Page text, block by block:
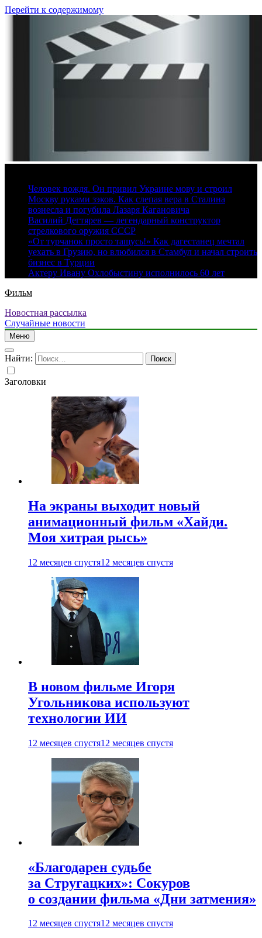
Перейти к содержимому
Человек вождя. Он привил Украине мову и строил
Москву руками зэков. Как слепая вера в Сталина
вознесла и погубила Лазаря Кагановича
Василий Дегтярев — легендарный конструктор
стрелкового оружия СССР
«От турчанок просто тащусь!» Как дагестанец мечтал
уехать в Грузию, но влюбился в Стамбул и начал строить
бизнес в Турции
Актеру Ивану Охлобыстину исполнилось 60 лет
Фильм
Новостная рассылка
Случайные новости
Меню
Найти:
Заголовки
На экраны выходит новый
анимационный фильм «Хайди.
Моя хитрая рысь»
12 месяцев спустя12 месяцев спустя
В новом фильме Игоря
Угольникова используют
технологии ИИ
12 месяцев спустя12 месяцев спустя
«Благодарен судьбе
за Стругацких»: Сокуров
о создании фильма «Дни затмения»
12 месяцев спустя12 месяцев спустя